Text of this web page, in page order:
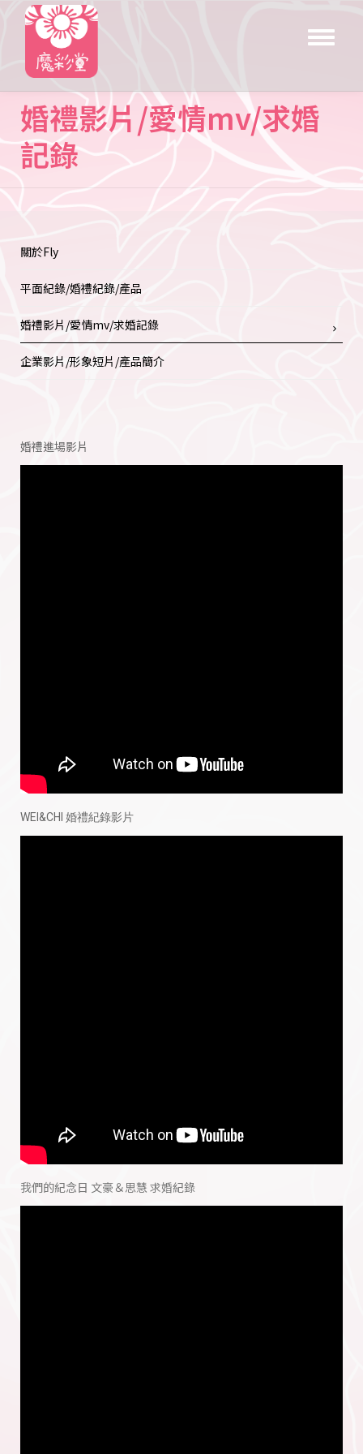
Toggle
婚禮影片/愛情mv/求婚
記錄
關於Fly
平面紀錄/婚禮紀錄/產品
婚禮影片/愛情mv/求婚記錄
企業影片/形象短片/產品簡介
婚禮進場影片
WEI&CHI 婚禮紀錄影片
我們的紀念日 文豪＆思慧 求婚紀錄